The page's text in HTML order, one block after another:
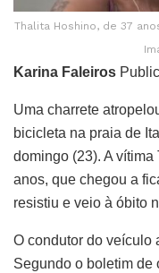
Thalita Hoshino, de 37
Karina Faleiros
Uma charrete
bicicleta na praia de
domingo (23). A
anos, que chegou a
resistiu e veio à óbito
O condutor do veículo
Segundo o boletim de